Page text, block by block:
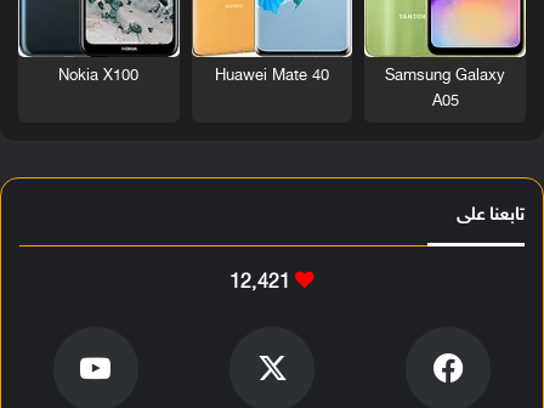
Samsung Galaxy
A05
Huawei Mate 40
Nokia X100
تابعنا على
12٬421